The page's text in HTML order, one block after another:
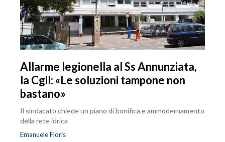
Allarme legionella al Ss Annunziata,
la Cgil: «Le soluzioni tampone non
bastano»
Il sindacato chiede un piano di bonifica e ammodernamento
della rete idrica
Emanuele Floris